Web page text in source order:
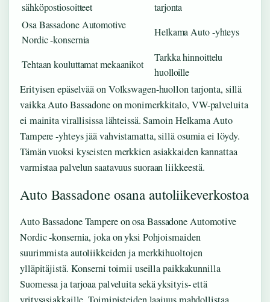
sähköpostiosoitteet
tarjonta
Osa Bassadone Automotive
Nordic -konsernia
Helkama Auto -yhteys
Tehtaan kouluttamat mekaanikot
Tarkka hinnoittelu
huolloille
Erityisen epäselvää on Volkswagen-huollon tarjonta, sillä
vaikka Auto Bassadone on monimerkkitalo, VW-palveluita
ei mainita virallisissa lähteissä. Samoin Helkama Auto
Tampere -yhteys jää vahvistamatta, sillä osumia ei löydy.
Tämän vuoksi kyseisten merkkien asiakkaiden kannattaa
varmistaa palvelun saatavuus suoraan liikkeestä.
Auto Bassadone osana autoliikeverkostoa
Auto Bassadone Tampere on osa Bassadone Automotive
Nordic -konsernia, joka on yksi Pohjoismaiden
suurimmista autoliikkeiden ja merkkihuoltojen
ylläpitäjistä. Konserni toimii useilla paikkakunnilla
Suomessa ja tarjoaa palveluita sekä yksityis- että